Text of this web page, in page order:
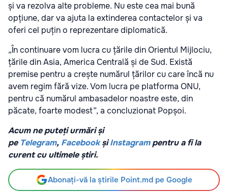
și va rezolva alte probleme. Nu este cea mai bună
opțiune, dar va ajuta la extinderea contactelor și va
oferi cel puțin o reprezentare diplomatică.
„În continuare vom lucra cu țările din Orientul Mijlociu,
țările din Asia, America Centrală și de Sud. Există
premise pentru a crește numărul țărilor cu care încă nu
avem regim fără vize. Vom lucra pe platforma ONU,
pentru că numărul ambasadelor noastre este, din
păcate, foarte modest”, a concluzionat Popșoi.
Acum ne puteți urmări și
pe Telegram, Facebook șiInstagrampentru a fi la
curent cu ultimele știri.
Abonați-vă la știrile Point.md pe Google